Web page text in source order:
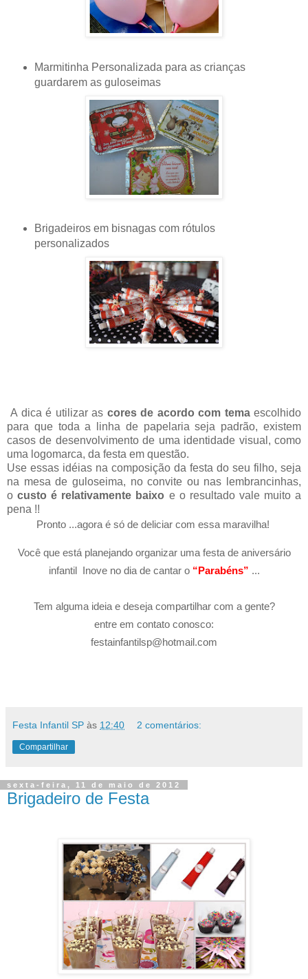
Marmitinha Personalizada para as crianças
guardarem as guloseimas
Brigadeiros em bisnagas com rótulos
personalizados
A dica é utilizar as cores de acordo com tema escolhido
para que toda a linha de papelaria seja padrão, existem
casos de desenvolvimento de uma identidade visual, como
uma logomarca, da festa em questão.
Use essas idéias na composição da festa do seu filho, seja
na mesa de guloseima, no convite ou nas lembrancinhas,
o custo é relativamente baixo e o resultado vale muito a
pena !!
Pronto ...agora é só de deliciar com essa maravilha!
Você que está planejando organizar uma festa de aniversário
infantil Inove no dia de cantar o “Parabéns” ...
Tem alguma ideia e deseja compartilhar com a gente?
entre em contato conosco:
festainfantilsp@hotmail.com
Festa Infantil SP às 12:40 2 comentários:
Compartilhar
sexta-feira, 11 de maio de 2012
Brigadeiro de Festa